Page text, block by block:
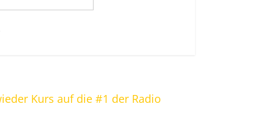
Kurs auf die #1 der Radio